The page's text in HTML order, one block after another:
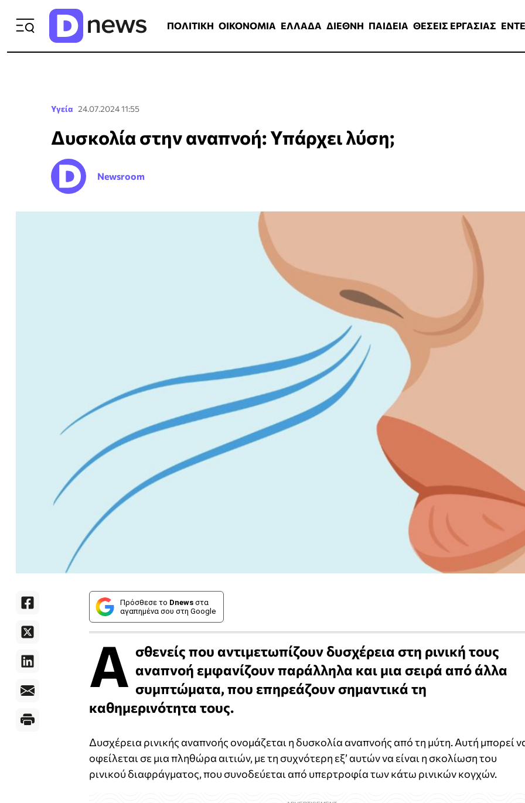
ΠΟΛΙΤΙΚΗ ΟΙΚΟΝΟΜΙΑ ΕΛΛΑΔΑ ΔΙΕΘΝΗ ΠΑΙΔΕΙΑ ΘΕΣΕΙΣ ΕΡΓΑΣΙΑΣ
Υγεία 24.07.2024 11:55
Δυσκολία στην αναπνοή: Υπάρχει λύση;
Newsroom
Πρόσθεσε το Dnews στα
αγαπημένα σου στη Google
Α σθενείς που αντιμετωπίζουν δυσχέρεια στη ρινική τους
αναπνοή εμφανίζουν παράλληλα και μια σειρά από άλλα
συμπτώματα, που επηρεάζουν σημαντικά τη
καθημερινότητα τους.
Δυσχέρεια ρινικής αναπνοής ονομάζεται η δυσκολία αναπνοής από τη μύτη. Αυτή μπορεί
οφείλεται σε μια πληθώρα αιτιών, με τη συχνότερη εξ’ αυτών να είναι η σκολίωση του
ρινικού διαφράγματος, που συνοδεύεται από υπερτροφία των κάτω ρινικών κογχών.